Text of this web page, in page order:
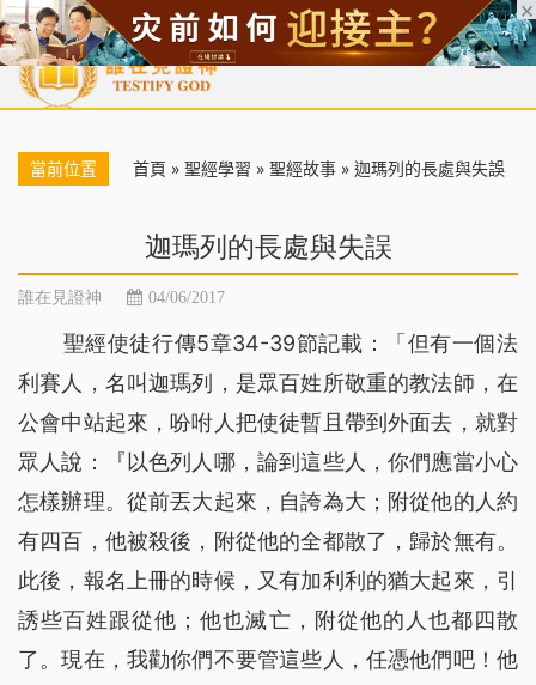
首頁 每日靈糧 天國福音 基督徒見證 信仰解答 聖經
當前位置 首頁 » 聖經學習 » 聖經故事 » 迦瑪列的長處與失誤
迦瑪列的長處與失誤
誰在見證神 04/06/2017
聖經使徒行傳5章34-39節記載：「但有一個法
利賽人，名叫迦瑪列，是眾百姓所敬重的教法師，在
公會中站起來，吩咐人把使徒暫且帶到外面去，就對
眾人說：『以色列人哪，論到這些人，你們應當小心
怎樣辦理。從前丟大起來，自誇為大；附從他的人約
有四百，他被殺後，附從他的全都散了，歸於無有。
此後，報名上冊的時候，又有加利利的猶大起來，引
誘些百姓跟從他；他也滅亡，附從他的人也都四散
了。現在，我勸你們不要管這些人，任憑他們吧！他